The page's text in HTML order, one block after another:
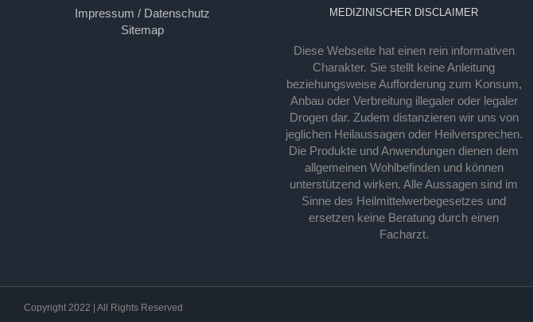
Impressum / Datenschutz
Sitemap
MEDIZINISCHER DISCLAIMER
Diese Webseite hat einen rein informativen
Charakter. Sie stellt keine Anleitung
beziehungsweise Aufforderung zum Konsum,
Anbau oder Verbreitung illegaler oder legaler
Drogen dar. Zudem distanzieren wir uns von
jeglichen Heilaussagen oder Heilversprechen.
Die Produkte und Anwendungen dienen dem
allgemeinen Wohlbefinden und können
unterstützend wirken. Alle Aussagen sind im
Sinne des Heilmittelwerbegesetzes und
ersetzen keine Beratung durch einen
Facharzt.
Copyright 2022 | All Rights Reserved